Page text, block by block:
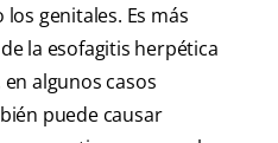
genitales. Es más
la esofagitis herpética
en algunos casos
puede causar